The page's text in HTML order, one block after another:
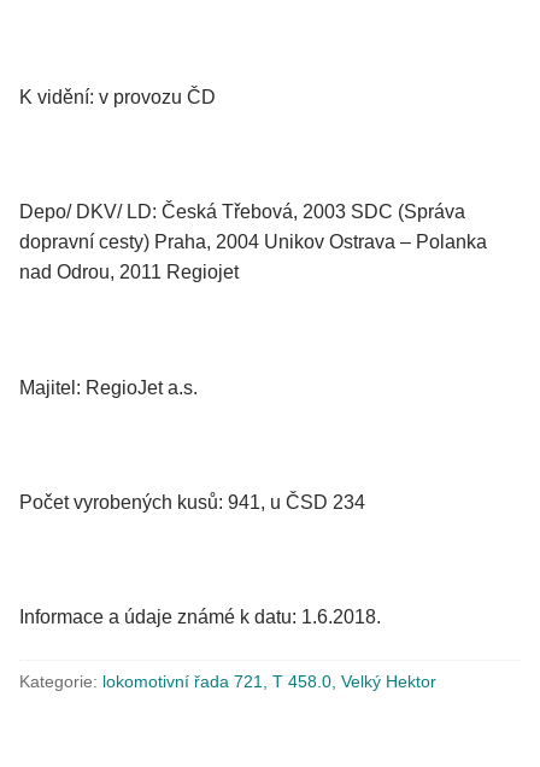
K vidění: v provozu ČD
Depo/ DKV/ LD: Česká Třebová, 2003 SDC (Správa
dopravní cesty) Praha, 2004 Unikov Ostrava – Polanka
nad Odrou, 2011 Regiojet
Majitel: RegioJet a.s.
Počet vyrobených kusů: 941, u ČSD 234
Informace a údaje známé k datu: 1.6.2018.
Kategorie: lokomotivní řada 721, T 458.0, Velký Hektor